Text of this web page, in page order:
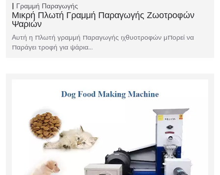
Γραμμή Παραγωγής
Μικρή Πλωτή Γραμμή Παραγωγής Ζωοτροφών
Ψαριών
Αυτή η πλωτή γραμμή παραγωγής ιχθυοτροφών μπορεί να
παράγει τροφή για ψάρια…